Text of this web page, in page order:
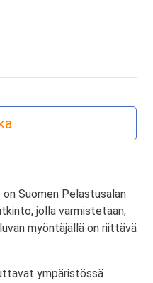
Suomen Pelastusalan
jolla varmistetaan,
myöntäjällä on riittävä
ympäristössä